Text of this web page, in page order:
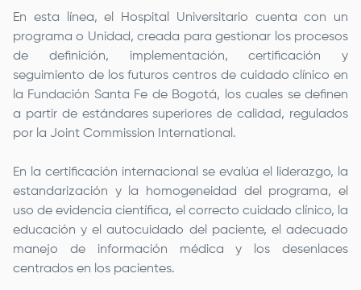
En esta línea, el Hospital Universitario cuenta con un
programa o Unidad, creada para gestionar los procesos
de definición, implementación, certificación y
seguimiento de los futuros centros de cuidado clínico en
la Fundación Santa Fe de Bogotá, los cuales se definen
a partir de estándares superiores de calidad, regulados
por la Joint Commission International.
En la certificación internacional se evalúa el liderazgo, la
estandarización y la homogeneidad del programa, el
uso de evidencia científica, el correcto cuidado clínico, la
educación y el autocuidado del paciente, el adecuado
manejo de información médica y los desenlaces
centrados en los pacientes.